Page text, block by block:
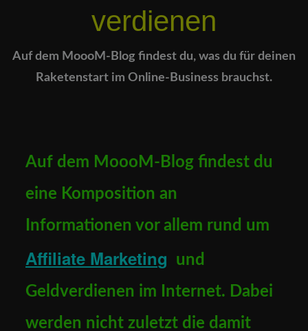
verdienen
Auf dem MoooM-Blog findest du, was du für deinen
Raketenstart im Online-Business brauchst.
Auf dem MoooM-Blog findest du
eine Komposition an
Informationen vor allem rund um
Affiliate Marketing und
Geldverdienen im Internet. Dabei
werden nicht zuletzt die damit